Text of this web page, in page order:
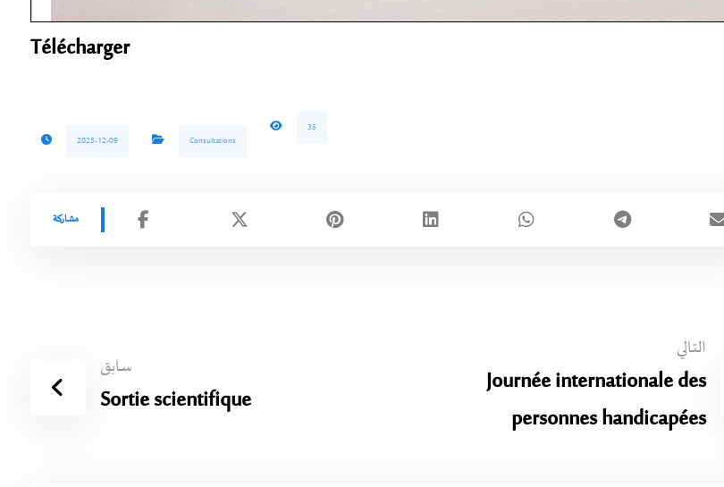
Télécharger
2025-12-09 Consultations
35
سابق
Sortie scientifique
التالي
Journée internationale des
personnes handicapées